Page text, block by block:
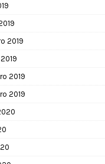
2019
2019
2019